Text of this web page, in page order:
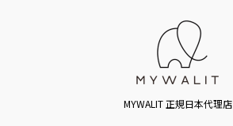
MYWALIT 正規日本代理店